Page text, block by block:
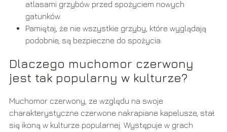
atlasami grzybów przed spożyciem nowych
gatunków.
Pamiętaj, że nie wszystkie grzyby, które wyglądają
podobnie, są bezpieczne do spożycia.
Dlaczego muchomor czerwony
jest tak popularny w kulturze?
Muchomor czerwony, ze względu na swoje
charakterystyczne czerwone nakrapiane kapelusze, stał
się ikoną w kulturze popularnej. Występuje w grach